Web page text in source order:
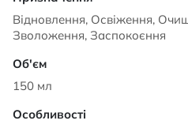
Відновлення, Освіження,
Зволоження, Заспокоєння
150 мл